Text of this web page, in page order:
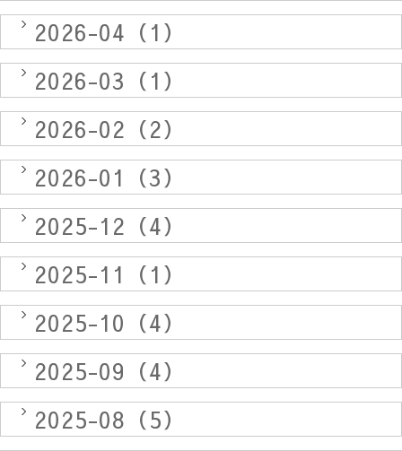
2026-04（1）
2026-03（1）
2026-02（2）
2026-01（3）
2025-12（4）
2025-11（1）
2025-10（4）
2025-09（4）
2025-08（5）